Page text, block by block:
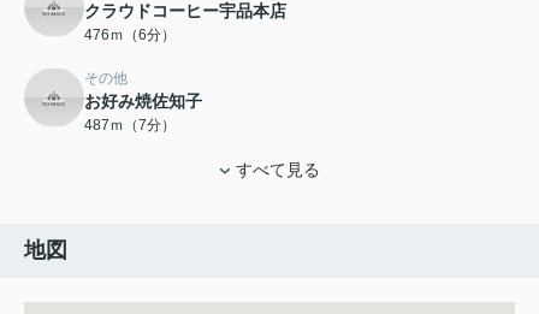
クラウドコーヒー宇品本店
476ｍ（6分）
その他
お好み焼佐知子
487ｍ（7分）
すべて見る
地図